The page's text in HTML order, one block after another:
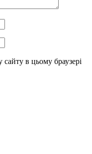
сайту в цьому браузері